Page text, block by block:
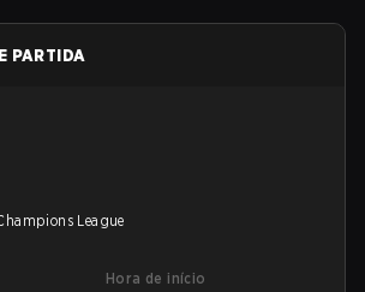
PARTIDA
League
Hora de início